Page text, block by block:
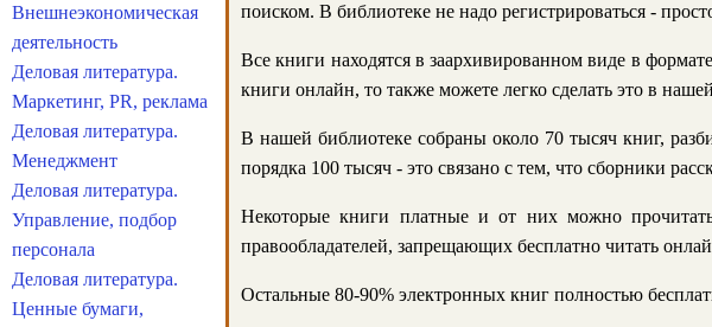
поиском. В библиотеке не надо регистрироваться -
Все книги находятся в заархивированном виде в
книги онлайн, то также можете легко сделать это в
В нашей библиотеке собраны около 70 тысяч книг,
порядка 100 тысяч - это связано с тем, что сборники
Некоторые книги платные и от них можно
правообладателей, запрещающих бесплатно читать
Остальные 80-90% электронных книг полностью
Внешнеэкономическая
деятельность
Деловая литература.
Маркетинг, PR, реклама
Деловая литература.
Менеджмент
Деловая литература.
Управление, подбор
персонала
Деловая литература.
Ценные бумаги,